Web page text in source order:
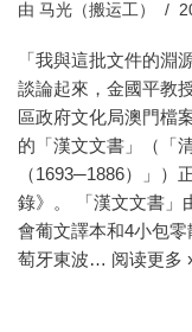
由 马光（搬运工）
「我與這批文件的淵
談論起來，金國平教
區政府文化局澳門檔
的「漢文文書」（「
（1693─1886）」）
錄》。 「漢文文書」
會葡文譯本和4小包
萄牙東波… 阅读更多